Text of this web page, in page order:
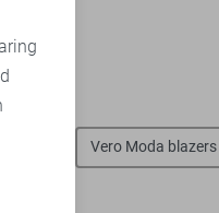
Vero Moda blazers